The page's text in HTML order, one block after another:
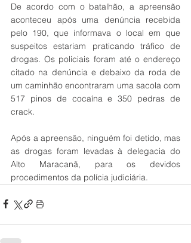
De acordo com o batalhão, a apreensão
aconteceu após uma denúncia recebida
pelo 190, que informava o local em que
suspeitos estariam praticando tráfico de
drogas. Os policiais foram até o endereço
citado na denúncia e debaixo da roda de
um caminhão encontraram uma sacola com
517 pinos de cocaína e 350 pedras de
crack.
Após a apreensão, ninguém foi detido, mas
as drogas foram levadas à delegacia do
Alto Maracanã, para os devidos
procedimentos da polícia judiciária.